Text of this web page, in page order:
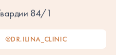
84/1
@DR.ILINA_CLINIC